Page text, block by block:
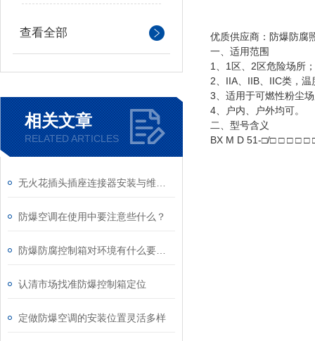
查看全部
相关文章
RELATED ARTICLES
防爆空调在使用中要注意些什么？
认清市场找准防爆控制箱定位
定做防爆空调的安装位置灵活多样
优质供应商：防爆防腐
一、 适用范围
1、1区、2区危险场所；
2、IIA、IIB、IIC类，
3、适用于可燃性粉尘
4、户内、户外均可。
二、 型号含义
BX M D 51-□/□ □ □ □ □